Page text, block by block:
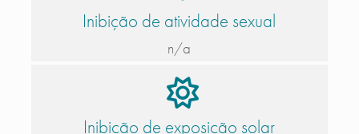
Inibição de atividade sexual
n/a
Inibição de exposição solar